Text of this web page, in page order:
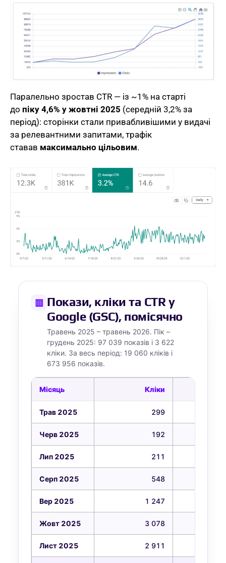
Паралельно зростав CTR — із ~1% на старті
до піку 4,6% у жовтні 2025 (середній 3,2% за
період): сторінки стали привабливішими у видачі
за релевантними запитами, трафік
ставав максимально цільовим.
▥ Покази, кліки та CTR у
Google (GSC), помісячно
Травень 2025 – травень 2026. Пік –
грудень 2025: 97 039 показів і 3 622
кліки. За весь період: 19 060 кліків і
673 956 показів.
Місяць Кліки
Трав 2025 299
Черв 2025 192
Лип 2025 211
Серп 2025 548
Вер 2025 1 247
Жовт 2025 3 078
Лист 2025 2 911